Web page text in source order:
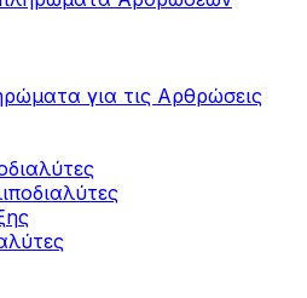
για τις Αρθρώσεις